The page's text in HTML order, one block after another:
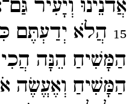
אֲדֹנֵינוּ וְיָעִיר
15 הֲלֹא יְדַעְתֶּם
הַמָּשִׁיחַ הֵנָּה
הַמָּשִׁיחַ וְאֶעֱשֶׂה